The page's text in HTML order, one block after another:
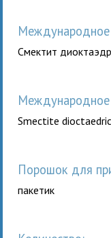
Смектит
Smectite dioctaedric
порошок для
пакетик